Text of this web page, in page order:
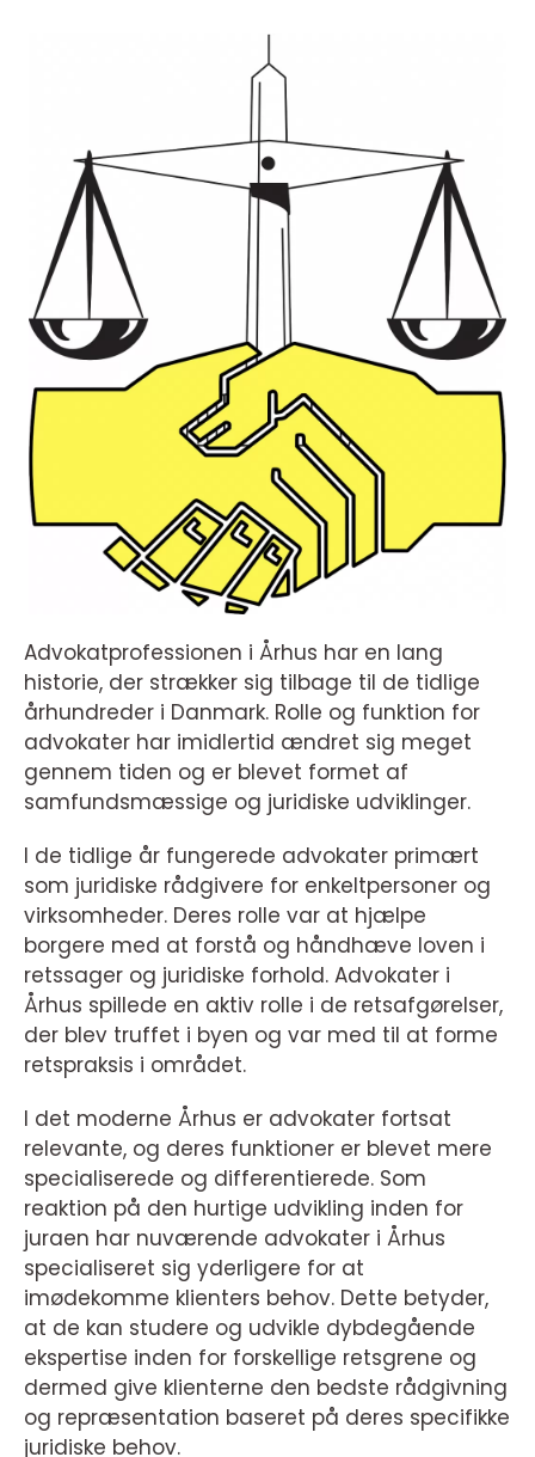
Advokatprofessionen i Århus har en lang
historie, der strækker sig tilbage til de tidlige
århundreder i Danmark. Rolle og funktion for
advokater har imidlertid ændret sig meget
gennem tiden og er blevet formet af
samfundsmæssige og juridiske udviklinger.
I de tidlige år fungerede advokater primært
som juridiske rådgivere for enkeltpersoner og
virksomheder. Deres rolle var at hjælpe
borgere med at forstå og håndhæve loven i
retssager og juridiske forhold. Advokater i
Århus spillede en aktiv rolle i de retsafgørelser,
der blev truffet i byen og var med til at forme
retspraksis i området.
I det moderne Århus er advokater fortsat
relevante, og deres funktioner er blevet mere
specialiserede og differentierede. Som
reaktion på den hurtige udvikling inden for
juraen har nuværende advokater i Århus
specialiseret sig yderligere for at
imødekomme klienters behov. Dette betyder,
at de kan studere og udvikle dybdegående
ekspertise inden for forskellige retsgrene og
dermed give klienterne den bedste rådgivning
og repræsentation baseret på deres specifikke
juridiske behov.